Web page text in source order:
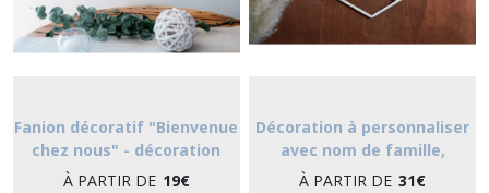
Fanion décoratif "Bienvenue
chez nous" - décoration
intérieure en bois écriture
À PARTIR DE 19€
Décoration à personnaliser
avec nom de famille,
suspension en bois entrée
À PARTIR DE 31€